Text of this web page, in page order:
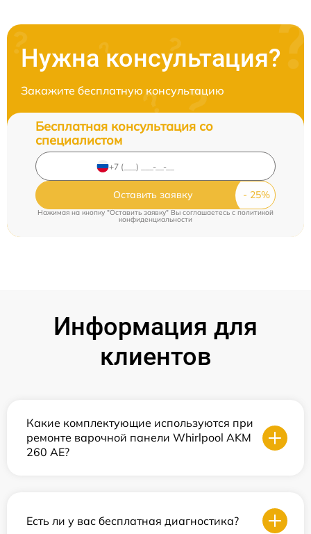
Нужна консультация?
Закажите бесплатную консультацию
Бесплатная консультация со
специалистом
Оставить заявку
Нажимая на кнопку "Оставить заявку" Вы соглашаетесь c политикой
конфиденциальности
Информация для
клиентов
Какие комплектующие используются при
ремонте варочной панели Whirlpool AKM
260 AE?
Есть ли у вас бесплатная диагностика?